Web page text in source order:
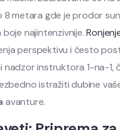
8 metara gde je prodor
boje najintenzivnije.
perspektivu i često
nadzor instruktora 1-na-1,
istražiti dubine
avanture.